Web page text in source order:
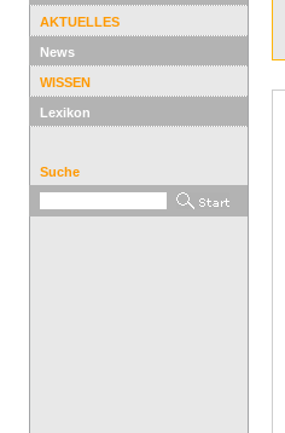
AKTUELLES
News
WISSEN
Lexikon
Suche